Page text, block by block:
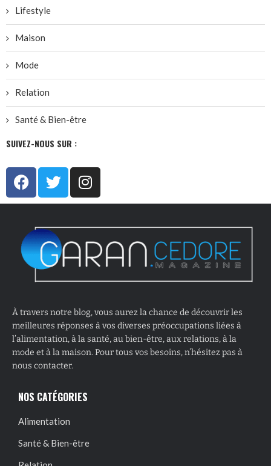
Lifestyle
Maison
Mode
Relation
Santé & Bien-être
SUIVEZ-NOUS SUR :
À travers notre blog, vous aurez la chance de découvrir les
meilleures réponses à vos diverses préoccupations liées à
l’alimentation, à la santé, au bien-être, aux relations, à la
mode et à la maison. Pour tous vos besoins, n’hésitez pas à
nous contacter.
NOS CATÉGORIES
Alimentation
Santé & Bien-être